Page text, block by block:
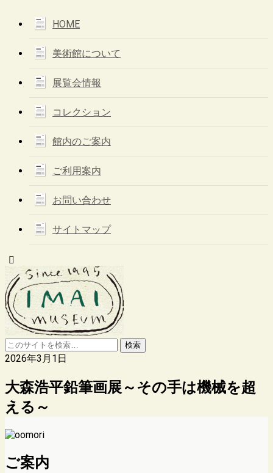
HOME
美術館について
展覧会情報
コレクション
館内のご案内
ご利用案内
お問い合わせ
サイトマップ
2026年3月1日
大森浩平鉛筆画展～その手は機械を超
える～
ご案内